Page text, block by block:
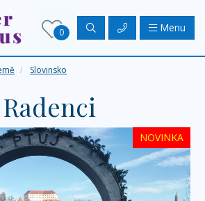
0 Menu
Slovinsko
Radenci
NOVINKA